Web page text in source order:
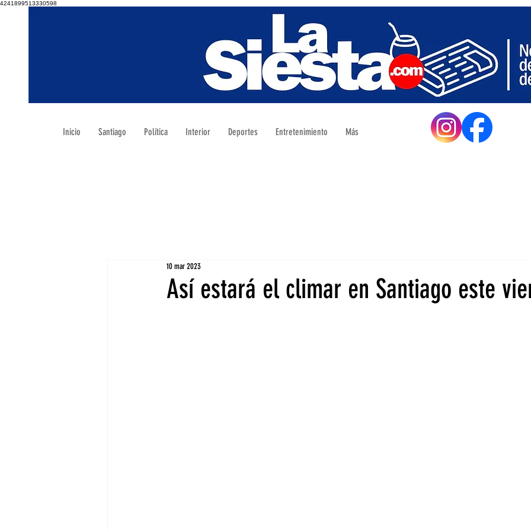
4241899513330598
Inicio Santiago Política Interior Deportes Entretenimiento Más
Así estará el climar en Santiago este
10 mar 2023